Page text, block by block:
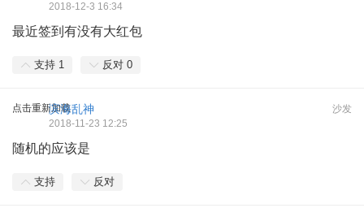
2018-12-3 16:34
最近签到有没有大红包
支持 1 反对 0
点击重新加载 沙发
滨海乱神
2018-11-23 12:25
随机的应该是
支持 反对